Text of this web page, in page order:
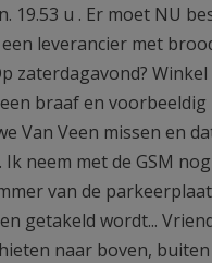
19.53 u . Er moet NU
leverancier met
zaterdagavond? Winkel
braaf en voorbeeldig
Van Veen missen en
neem met de GSM
van de
getakeld wordt...
naar boven, buiten